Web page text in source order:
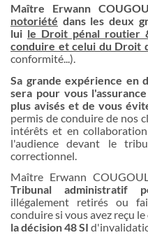
Maître Erwann
notoriété dans les deux
lui le Droit pénal routier
conduire et celui du Droit
conformité...).
Sa grande expérience en
sera pour vous
plus avisés et de vous
permis de conduire de nos
intérêts et en
l'audience devant le
correctionnel.
Maître Erwann
Tribunal administratif
illégalement retirés ou
conduire si vous avez reçu
la décision 48 SI